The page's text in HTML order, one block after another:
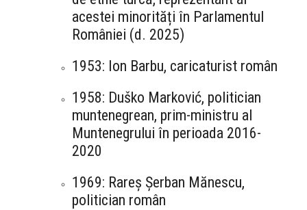
acestei minorități în Parlamentul
României (d. 2025)
1953: Ion Barbu, caricaturist român
1958: Duško Marković, politician
muntenegrean, prim-ministru al
Muntenegrului în perioada 2016-
2020
1969: Rareș Șerban Mănescu,
politician român